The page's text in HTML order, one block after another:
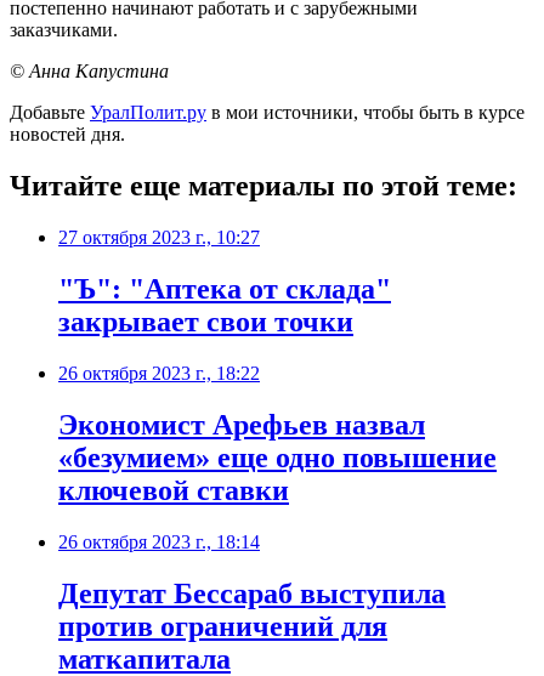
постепенно начинают работать и с зарубежными
заказчиками.
© Анна Капустина
Добавьте УралПолит.ру в мои источники, чтобы быть в курсе
новостей дня.
Читайте еще материалы по этой теме:
27 октября 2023 г., 10:27
"Ъ": "Аптека от склада"
закрывает свои точки
26 октября 2023 г., 18:22
Экономист Арефьев назвал
«безумием» еще одно повышение
ключевой ставки
26 октября 2023 г., 18:14
Депутат Бессараб выступила
против ограничений для
маткапитала